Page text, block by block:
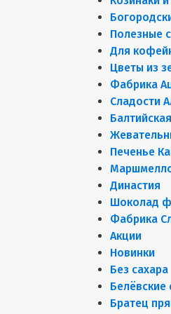
Полезные
Для
Цветы из
Фабрика
Сладости
Печенье
Династия
Шоколад
Фабрика
Акции
Новинки
Без сахара
Белёвские
Братец